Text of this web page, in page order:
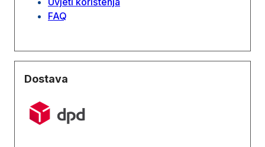
FAQ
Dostava